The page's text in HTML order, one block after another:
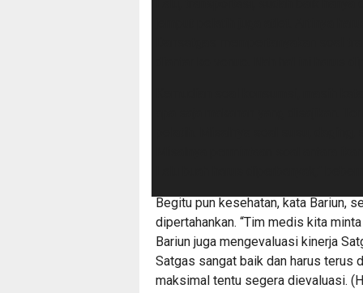
Begitu pun kesehatan, kata Bariun,
dipertahankan. “Tim medis kita
Bariun juga mengevaluasi kinerja
Satgas sangat baik dan harus terus
maksimal tentu segera dievaluasi.